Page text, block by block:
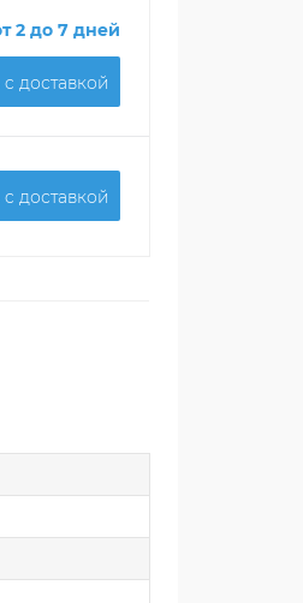
2 до 7 дней
доставкой
доставкой